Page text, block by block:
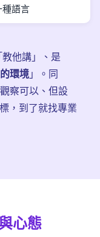
種語言
教他講」、是
環境 」。同
察可以、但設
，到了就找專業
心態